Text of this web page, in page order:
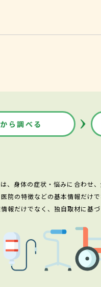
ら調べる
、身体の症状・悩みに合わせ
院の特徴などの基本情報だけ
報だけでなく、独自取材に基